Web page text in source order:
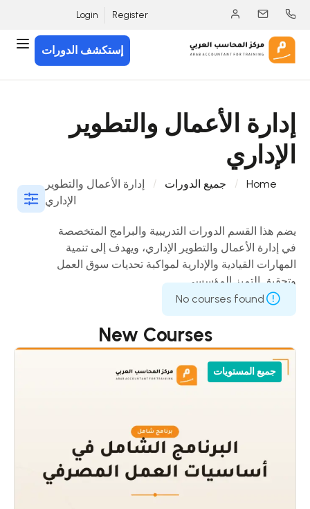
Register
Login
إستكشف الدورات
إدارة الأعمال والتطوير
الإداري
Home جميع الدورات
إدارة الأعمال والتطوير
الإداري
يضم هذا القسم الدورات التدريبية والبرامج المتخصصة
في إدارة الأعمال والتطوير الإداري، ويهدف إلى تنمية
المهارات القيادية والإدارية لمواكبة تحديات سوق العمل
وتحقيق التميز المؤسسي.
No courses found
New Courses
جميع المستويات